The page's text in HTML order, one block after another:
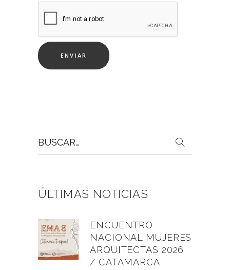
por:
ÚLTIMAS NOTICIAS
ENCUENTRO
NACIONAL MUJERES
ARQUITECTAS 2026
/ CATAMARCA